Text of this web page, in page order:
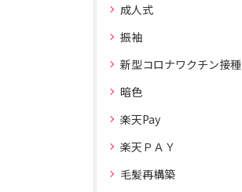
成人式
振袖
新型コロナワクチン接種
暗色
楽天Pay
楽天ＰＡＹ
毛髪再構築